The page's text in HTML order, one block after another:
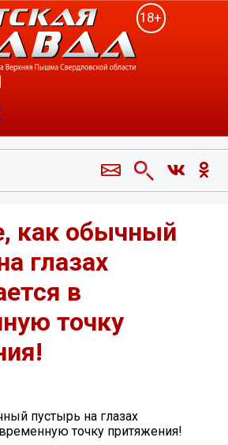
18+
как обычный
глазах
в
точку
пустырь на глазах
точку притяжения!